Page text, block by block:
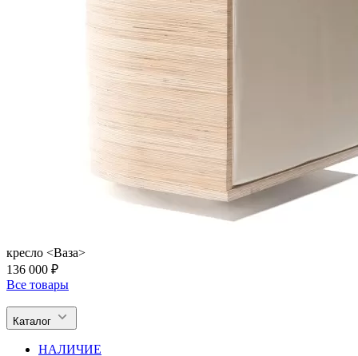
кресло <Ваза>
136 000 ₽
Все товары
Каталог
НАЛИЧИЕ